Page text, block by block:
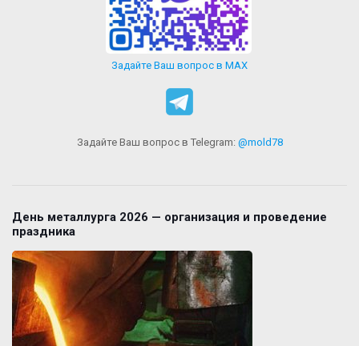
Задайте Ваш вопрос в MAX
Задайте Ваш вопрос в Telegram: @mold78
День металлурга 2026 — организация и проведение
праздника